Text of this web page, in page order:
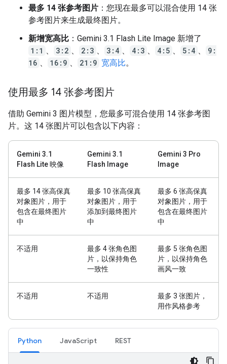
最多 14 张参考图片 ：您现在最多可以混合使用 14 张
参考图片来生成最终图片。
新增宽高比 ：Gemini 3.1 Flash Lite Image 新增了
1:1
3:2 2:3 3:4 4:3 4:5 5:4
9:
16
16:9 21:9 宽高比。
使用最多 14 张参考图片
借助 Gemini 3 图片模型，您最多可混合使用 14 张参考图
片。这 14 张图片可以包含以下内容：
Gemini 3.1
Flash Lite 映像
Gemini 3.1
Flash Image
Gemini 3 Pro
Image
最多 14 张高保真
对象图片，用于
包含在最终图片
中
最多 10 张高保真
对象图片，用于
添加到最终图片
中
最多 6 张高保真
对象图片，用于
包含在最终图片
中
不适用
最多 4 张角色图
片，以保持角色
一致性
最多 5 张角色图
片，以保持角色
画风一致
不适用 不适用
最多 3 张图片，
用作风格参考
Python JavaScript REST